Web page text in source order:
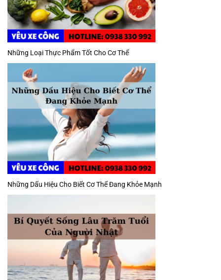
Những Loại Thực Phẩm Tốt Cho Cơ Thể
Những Dấu Hiệu Cho Biết Cơ Thể Đang Khỏe Mạnh